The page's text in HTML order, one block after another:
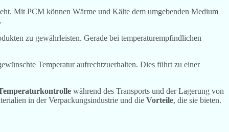
Mit PCM können Wärme und Kälte dem umgebenden Medium
.
zu gewährleisten. Gerade bei temperaturempfindlichen
Temperatur aufrechtzuerhalten. Dies führt zu einer
während des Transports und der Lagerung von
in der Verpackungsindustrie und die Vorteile, die sie bieten.